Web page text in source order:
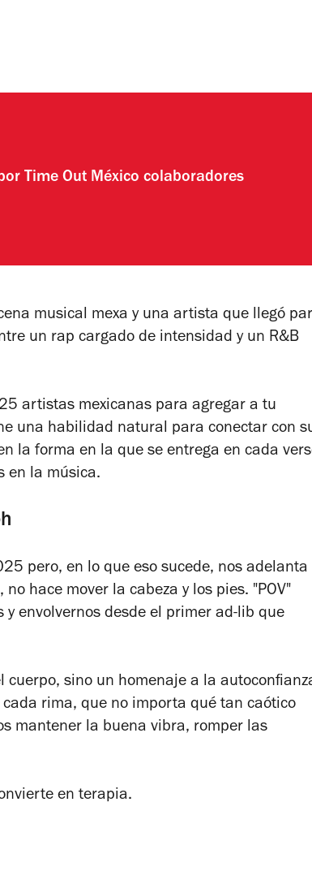
Time Out México colaboradores
musical mexa y una artista que llegó
un rap cargado de intensidad y un R&B
artistas mexicanas para agregar a tu
una habilidad natural para conectar con
la forma en la que se entrega en cada
en la música.
pero, en lo que eso sucede, nos adelanta
hace mover la cabeza y los pies. "POV"
envolvernos desde el primer ad-lib que
cuerpo, sino un homenaje a la
rima, que no importa qué tan caótico
mantener la buena vibra, romper las
en terapia.